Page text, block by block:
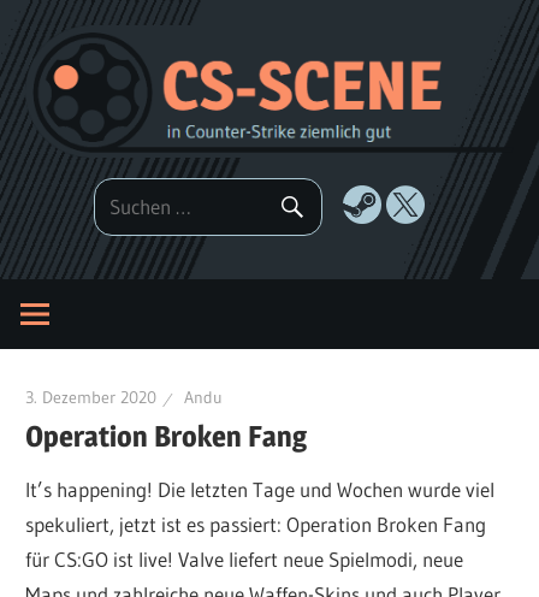
Zum
Inhalt
springen
3. Dezember 2020 Andu
Operation Broken Fang
It’s happening! Die letzten Tage und Wochen wurde viel
spekuliert, jetzt ist es passiert: Operation Broken Fang
für CS:GO ist live! Valve liefert neue Spielmodi, neue